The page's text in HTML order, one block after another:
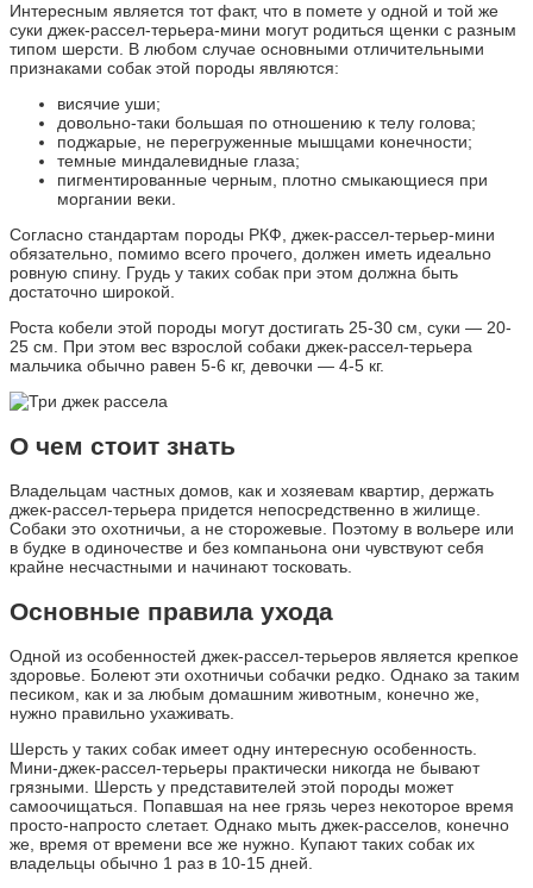
Интересным является тот факт, что в помете у одной и той же
суки джек-рассел-терьера-мини могут родиться щенки с разным
типом шерсти. В любом случае основными отличительными
признаками собак этой породы являются:
висячие уши;
довольно-таки большая по отношению к телу голова;
поджарые, не перегруженные мышцами конечности;
темные миндалевидные глаза;
пигментированные черным, плотно смыкающиеся при
моргании веки.
Согласно стандартам породы РКФ, джек-рассел-терьер-мини
обязательно, помимо всего прочего, должен иметь идеально
ровную спину. Грудь у таких собак при этом должна быть
достаточно широкой.
Роста кобели этой породы могут достигать 25-30 см, суки — 20-
25 см. При этом вес взрослой собаки джек-рассел-терьера
мальчика обычно равен 5-6 кг, девочки — 4-5 кг.
О чем стоит знать
Владельцам частных домов, как и хозяевам квартир, держать
джек-рассел-терьера придется непосредственно в жилище.
Собаки это охотничьи, а не сторожевые. Поэтому в вольере или
в будке в одиночестве и без компаньона они чувствуют себя
крайне несчастными и начинают тосковать.
Основные правила ухода
Одной из особенностей джек-рассел-терьеров является крепкое
здоровье. Болеют эти охотничьи собачки редко. Однако за таким
песиком, как и за любым домашним животным, конечно же,
нужно правильно ухаживать.
Шерсть у таких собак имеет одну интересную особенность.
Мини-джек-рассел-терьеры практически никогда не бывают
грязными. Шерсть у представителей этой породы может
самоочищаться. Попавшая на нее грязь через некоторое время
просто-напросто слетает. Однако мыть джек-расселов, конечно
же, время от времени все же нужно. Купают таких собак их
владельцы обычно 1 раз в 10-15 дней.